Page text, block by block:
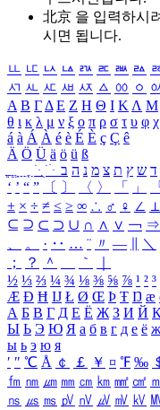
北京 을 입력하시
시면 됩니다.
ㅥ ㅦ ㅧ ㅨ ㅩ ㅪ ㅫ ㅬ
ㅺ ㅻ ㅼ ㅽ ㅾ ㅿ ㆀ ㆁ
Α Β ΓΔ Ε Ζ Η Θ Ι ΚΛ Μ
θ ι κ λ μ ν ξ ο π ρ σ τ υ φ χ
á à Á À é è É È ç Ç ê
Ä Ö Ü ä ö ü ß
ִֶֹ ֻּ ׁׂ ד ש ץ ת צ מ נ ה ב
‘ ’ “ ” 〔 〕 〈 〉 「 」 『
± × ÷ ≠ ≤ ≥ ∞ ∴ ♂ ♀ ∠ ⊥
⊆ ⊇ ⊂ ⊃ ∪ ∩ ∧ ∨ ￢ ⇒
、
。 · ‥ … ¨ 〃 ― ＼
；
？ ＾ ｀
½ ⅓ ⅔ ¼ ¾ ⅛ ⅜ ⅝ ⅞ ¹ ² ³
Æ Ð Ħ Ĳ Ł Ø Œ Þ Ŧ Ŋ æ
А Б В Г Д Е Ё Ж З И Й
Ы Ь Э Ю Я а б в г д е ё ж
ы ь э ю я
′ ″ ℃ Å ￠ ￡ ￥ ¤ ℉ ‰
㎙ ㎚ ㎛ ㎜ ㎝ ㎞ ㎟ ㎠
㎱ ㎲ ㎳ ㎴ ㎵ ㎶ ㎷ ㎸